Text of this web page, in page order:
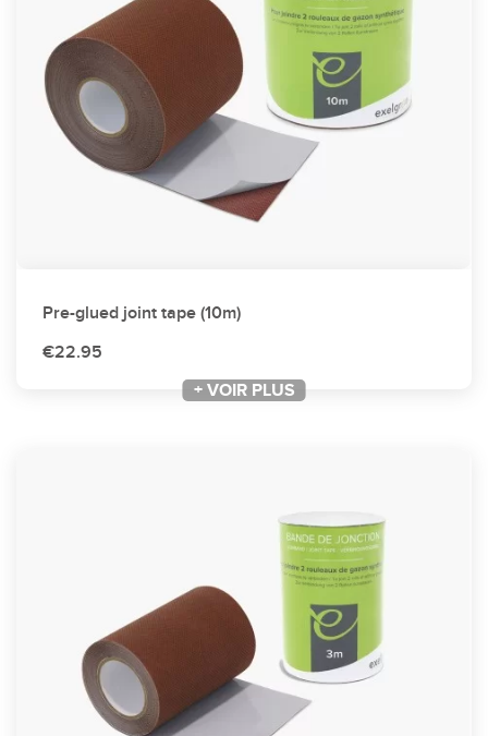
Pre-glued joint tape (10m)
€22.95
+ VOIR PLUS
+ VOIR PLUS